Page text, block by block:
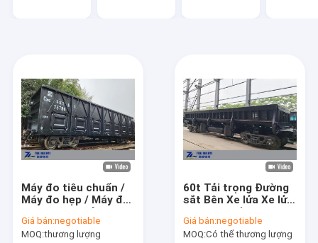
Máy đo tiêu chuẩn /
Máy đo hẹp / Máy đo
cao cho than
Giá bán:negotiable
MOQ:thương lượng
60t Tải trọng Đường
sắt Bên Xe lửa Xe lửa
dăm Xỉ thép
Giá bán:negotiable
MOQ:Có thể thương lượng